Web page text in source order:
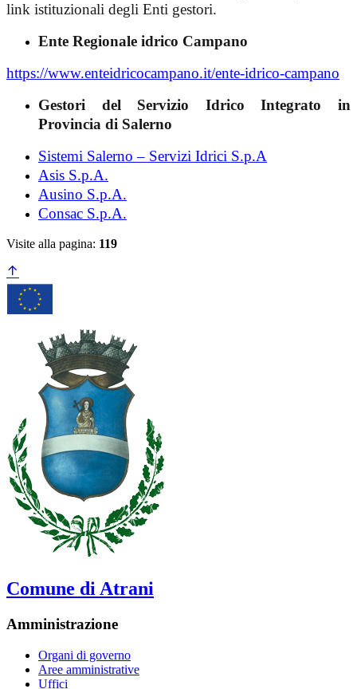
link istituzionali degli Enti gestori.
Ente Regionale idrico Campano
https://www.enteidricocampano.it/ente-idrico-campano
Gestori del Servizio Idrico Integrato in
Provincia di Salerno
Sistemi Salerno – Servizi Idrici S.p.A
Asis S.p.A.
Ausino S.p.A.
Consac S.p.A.
Visite alla pagina: 119
Comune di Atrani
Amministrazione
Organi di governo
Aree amministrative
Uffici